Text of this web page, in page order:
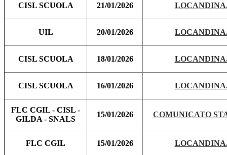
CISL SCUOLA 21/01/2026
UIL 20/01/2026
CISL SCUOLA 18/01/2026
CISL SCUOLA 16/01/2026
FLC CGIL - CISL -
GILDA - SNALS
15/01/2026 COMUNICATO
FLC CGIL 15/01/2026